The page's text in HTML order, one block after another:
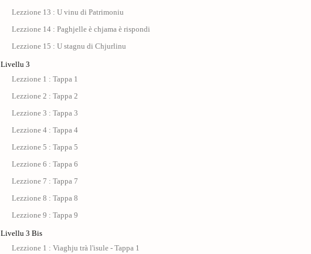
Lezzione 13 : U vinu di Patrimoniu
Lezzione 14 : Paghjelle è chjama è rispondi
Lezzione 15 : U stagnu di Chjurlinu
Livellu 3
Lezzione 1 : Tappa 1
Lezzione 2 : Tappa 2
Lezzione 3 : Tappa 3
Lezzione 4 : Tappa 4
Lezzione 5 : Tappa 5
Lezzione 6 : Tappa 6
Lezzione 7 : Tappa 7
Lezzione 8 : Tappa 8
Lezzione 9 : Tappa 9
Livellu 3 Bis
Lezzione 1 : Viaghju trà l'isule - Tappa 1